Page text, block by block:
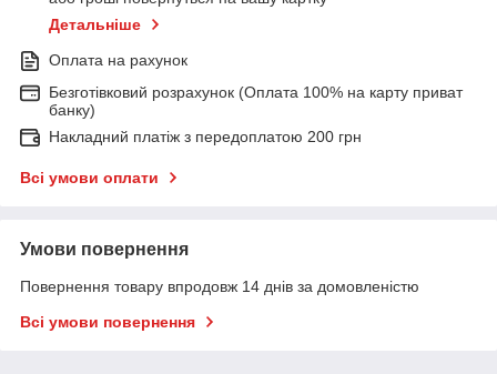
Детальніше
Оплата на рахунок
Безготівковий розрахунок (Оплата 100% на карту приват
банку)
Накладний платіж з передоплатою 200 грн
Всі умови оплати
Умови повернення
Повернення товару впродовж 14 днів за домовленістю
Всі умови повернення